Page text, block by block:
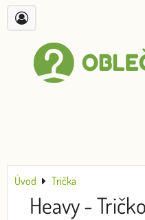
Úvod Trička
Heavy -